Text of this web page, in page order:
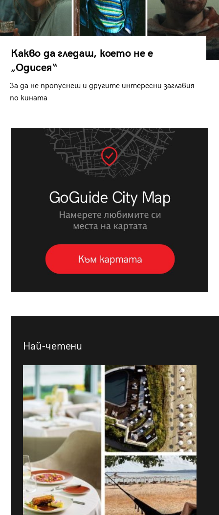
Какво да гледаш, което не е
„Одисея“
За да не пропуснеш и другите интересни заглавия
по кината
Най-четени